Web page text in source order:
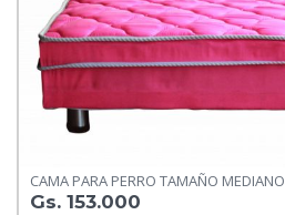
CAMA PARA PERRO TAMAÑO MEDIANO
Gs. 153.000